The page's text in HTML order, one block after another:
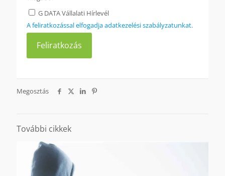
G DATA Vállalati Hírlevél
A feliratkozással elfogadja adatkezelési szabályzatunkat.
Megosztás
További cikkek